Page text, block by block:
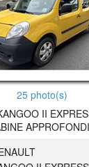
25 photo(s)
II